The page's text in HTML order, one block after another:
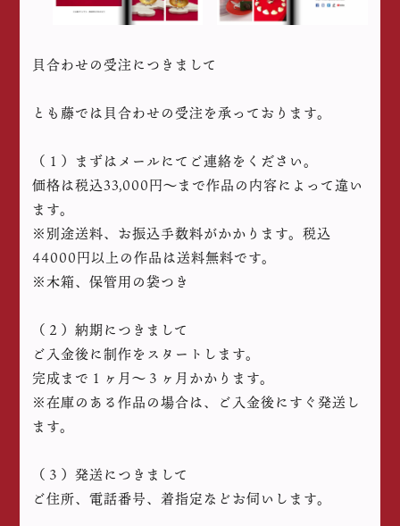
貝合わせの受注につきまして
とも藤では貝合わせの受注を承っております。
（１）まずはメールにてご連絡をください。
価格は税込33,000円〜まで作品の内容によって違い
ます。
※別途送料、お振込手数料がかかります。税込
44000円以上の作品は送料無料です。
※木箱、保管用の袋つき
（２）納期につきまして
ご入金後に制作をスタートします。
完成まで１ヶ月〜３ヶ月かかります。
※在庫のある作品の場合は、ご入金後にすぐ発送し
ます。
（３）発送につきまして
ご住所、電話番号、着指定などお伺いします。